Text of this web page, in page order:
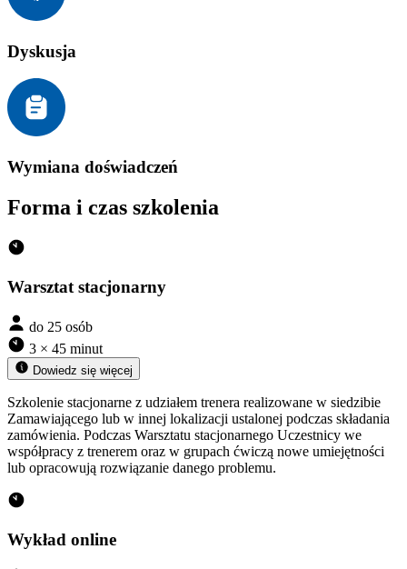
Dyskusja
Wymiana doświadczeń
Forma i czas szkolenia
Warsztat stacjonarny
do 25 osób
3 × 45 minut
Dowiedz się więcej
Szkolenie stacjonarne z udziałem trenera realizowane w siedzibie
Zamawiającego lub w innej lokalizacji ustalonej podczas składania
zamówienia. Podczas Warsztatu stacjonarnego Uczestnicy we
współpracy z trenerem oraz w grupach ćwiczą nowe umiejętności
lub opracowują rozwiązanie danego problemu.
Wykład online